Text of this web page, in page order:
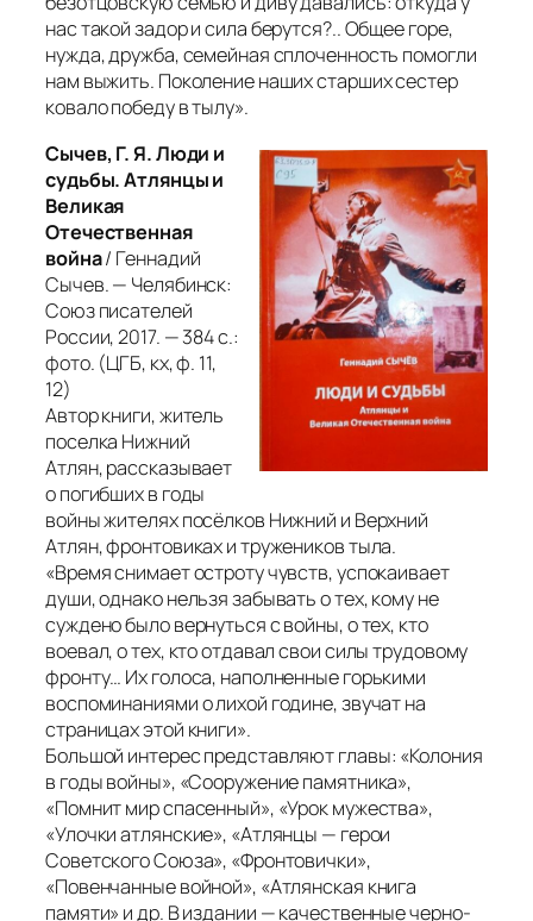
нас такой задор и сила берутся?.. Общее горе,
нужда, дружба, семейная сплоченность помогли
нам выжить. Поколение наших старших сестер
ковало победу в тылу».
Сычев, Г. Я. Люди и
судьбы. Атлянцы и
Великая
Отечественная
война/ Геннадий
Сычев. — Челябинск:
Союз писателей
России, 2017. — 384 с.:
фото. (ЦГБ, кх, ф. 11,
12)
Автор книги, житель
поселка Нижний
Атлян, рассказывает
о погибших в годы
войны жителях посёлков Нижний и Верхний
Атлян, фронтовиках и тружеников тыла.
«Время снимает остроту чувств, успокаивает
души, однако нельзя забывать о тех, кому не
суждено было вернуться с войны, о тех, кто
воевал, о тех, кто отдавал свои силы трудовому
фронту… Их голоса, наполненные горькими
воспоминаниями о лихой године, звучат на
страницах этой книги».
Большой интерес представляют главы: «Колония
в годы войны», «Сооружение памятника»,
«Помнит мир спасенный», «Урок мужества»,
«Улочки атлянские», «Атлянцы — герои
Советского Союза», «Фронтовички»,
«Повенчанные войной», «Атлянская книга
памяти» и др. В издании — качественные черно-